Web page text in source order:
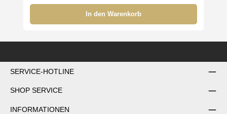
In den Warenkorb
SERVICE-HOTLINE
SHOP SERVICE
INFORMATIONEN